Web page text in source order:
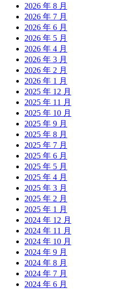
2026 年 8 月
2026 年 7 月
2026 年 6 月
2026 年 5 月
2026 年 4 月
2026 年 3 月
2026 年 2 月
2026 年 1 月
2025 年 12 月
2025 年 11 月
2025 年 10 月
2025 年 9 月
2025 年 8 月
2025 年 7 月
2025 年 6 月
2025 年 5 月
2025 年 4 月
2025 年 3 月
2025 年 2 月
2025 年 1 月
2024 年 12 月
2024 年 11 月
2024 年 10 月
2024 年 9 月
2024 年 8 月
2024 年 7 月
2024 年 6 月